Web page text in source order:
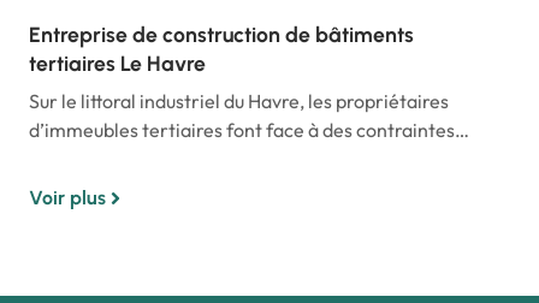
Entreprise de construction de bâtiments
tertiaires Le Havre
Sur le littoral industriel du Havre, les propriétaires
d’immeubles tertiaires font face à des contraintes…
Voir plus